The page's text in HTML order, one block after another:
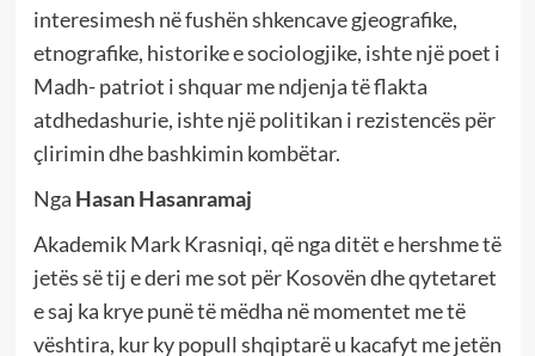
interesimesh në fushën shkencave gjeografike,
etnografike, historike e sociologjike, ishte një poet i
Madh- patriot i shquar me ndjenja të flakta
atdhedashurie, ishte një politikan i rezistencës për
çlirimin dhe bashkimin kombëtar.
Nga Hasan Hasanramaj
Akademik Mark Krasniqi, që nga ditët e hershme të
jetës së tij e deri me sot për Kosovën dhe qytetaret
e saj ka krye punë të mëdha në momentet me të
vështira, kur ky popull shqiptarë u kacafyt me jetën